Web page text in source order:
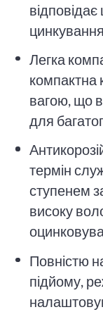
Легка
компактна
вагою, що
для
термін
ступенем
високу
Повністю
підйому,